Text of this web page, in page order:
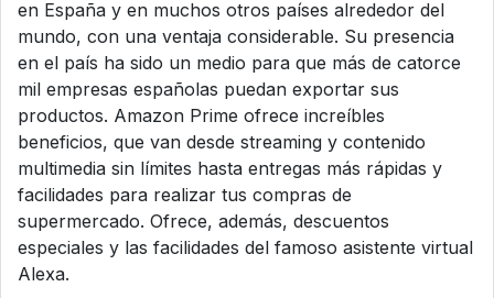
en España y en muchos otros países alrededor del
mundo, con una ventaja considerable. Su presencia
en el país ha sido un medio para que más de catorce
mil empresas españolas puedan exportar sus
productos. Amazon Prime ofrece increíbles
beneficios, que van desde streaming y contenido
multimedia sin límites hasta entregas más rápidas y
facilidades para realizar tus compras de
supermercado. Ofrece, además, descuentos
especiales y las facilidades del famoso asistente virtual
Alexa.